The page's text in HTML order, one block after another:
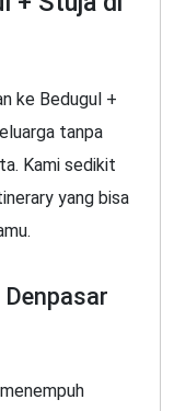
ke Bedugul +
tanpa
Kami sedikit
yang bisa